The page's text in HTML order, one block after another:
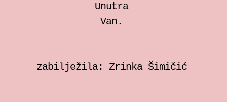
Unutra
Van.
zabilježila: Zrinka Šimičić